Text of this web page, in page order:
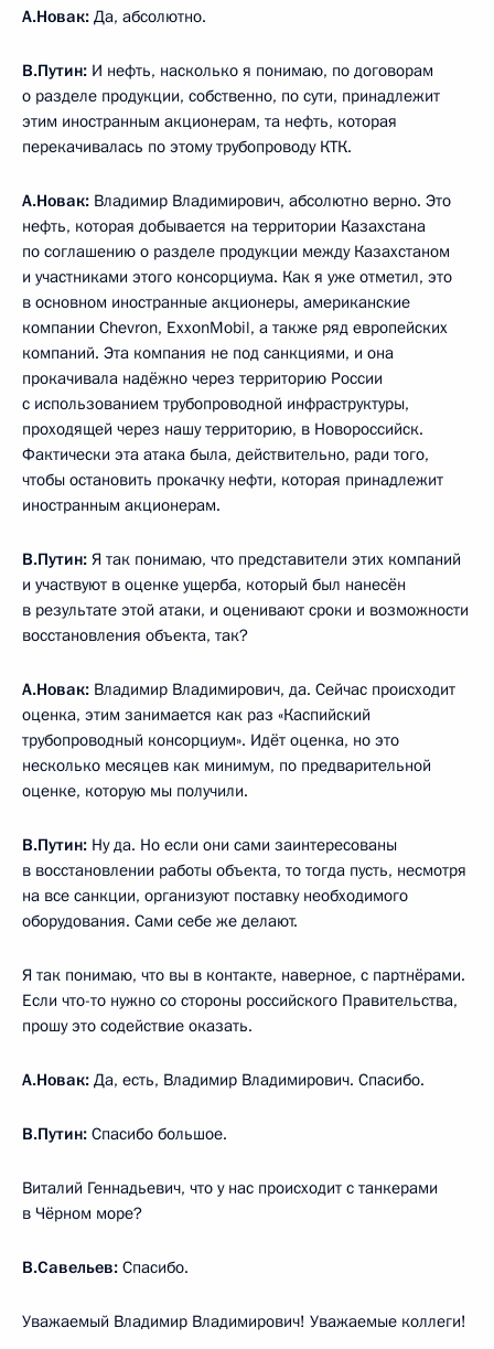
А.Новак: Да, абсолютно.
В.Путин: И нефть, насколько я понимаю, по договорам
о разделе продукции, собственно, по сути, принадлежит
этим иностранным акционерам, та нефть, которая
перекачивалась по этому трубопроводу КТК.
А.Новак: Владимир Владимирович, абсолютно верно. Это
нефть, которая добывается на территории Казахстана
по соглашению о разделе продукции между Казахстаном
и участниками этого консорциума. Как я уже отметил, это
в основном иностранные акционеры, американские
компании Chevron, ExxonMobil, а также ряд европейских
компаний. Эта компания не под санкциями, и она
прокачивала надёжно через территорию России
с использованием трубопроводной инфраструктуры,
проходящей через нашу территорию, в Новороссийск.
Фактически эта атака была, действительно, ради того,
чтобы остановить прокачку нефти, которая принадлежит
иностранным акционерам.
В.Путин: Я так понимаю, что представители этих компаний
и участвуют в оценке ущерба, который был нанесён
в результате этой атаки, и оценивают сроки и возможности
восстановления объекта, так?
А.Новак: Владимир Владимирович, да. Сейчас происходит
оценка, этим занимается как раз «Каспийский
трубопроводный консорциум». Идёт оценка, но это
несколько месяцев как минимум, по предварительной
оценке, которую мы получили.
В.Путин: Ну да. Но если они сами заинтересованы
в восстановлении работы объекта, то тогда пусть, несмотря
на все санкции, организуют поставку необходимого
оборудования. Сами себе же делают.
Я так понимаю, что вы в контакте, наверное, с партнёрами.
Если что-то нужно со стороны российского Правительства,
прошу это содействие оказать.
А.Новак: Да, есть, Владимир Владимирович. Спасибо.
В.Путин: Спасибо большое.
Виталий Геннадьевич, что у нас происходит с танкерами
в Чёрном море?
В.Савельев: Спасибо.
Уважаемый Владимир Владимирович! Уважаемые коллеги!